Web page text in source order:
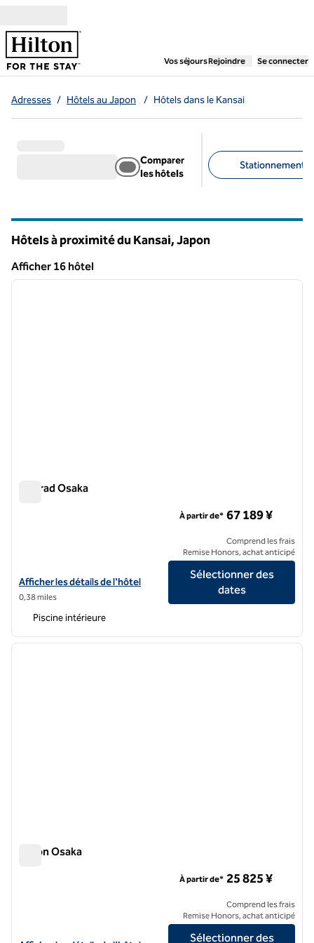
Vos séjours,ouvre un nouvel
Rejoindre Se connecter
Adresses / Hôtels au Japon / Hôtels dans le Kansai
Comparer
les hôtels
Stationnement
Hôtels à proximité du Kansai, Japon
Afficher 16 hôtel
Afficher 16 hôtel
1 sur 12
Conrad Osaka
Afficher les détails de l'hôtel Conrad Osaka
Afficher les détails de l'hôtel
0,38 miles
À partir de* 67 189 ¥
Comprend les frais
Remise Honors, achat anticipé
Sélectionner des
dates
Piscine intérieure
1 sur 12
Hilton Osaka
À partir de* 25 825 ¥
Comprend les frais
Remise Honors, achat anticipé
Sélectionner des